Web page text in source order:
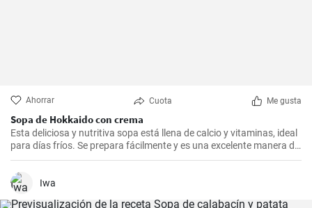
Ahorrar Cuota Me gusta
Sopa de Hokkaido con crema
Esta deliciosa y nutritiva sopa está llena de calcio y vitaminas, ideal
para días fríos. Se prepara fácilmente y es una excelente manera de
incluir más vegetales en su dieta.
Iwa